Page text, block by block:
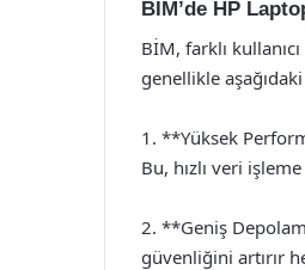
BİM’de HP
BİM, farklı
genellikle
1. **Yüksek
Bu, hızlı veri
2. **Geniş
güvenliğini artırır